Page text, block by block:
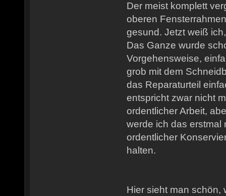
Der meist komplett
oberen
gesund. Jetzt weiß
Das Ganze wurde
Vorgehensweise,
grob mit dem
das Reparaturteil
entspricht zwar nicht
ordentlicher Arbeit,
werde ich das erstmal
ordentlicher
halten.
Hier sieht man schön,